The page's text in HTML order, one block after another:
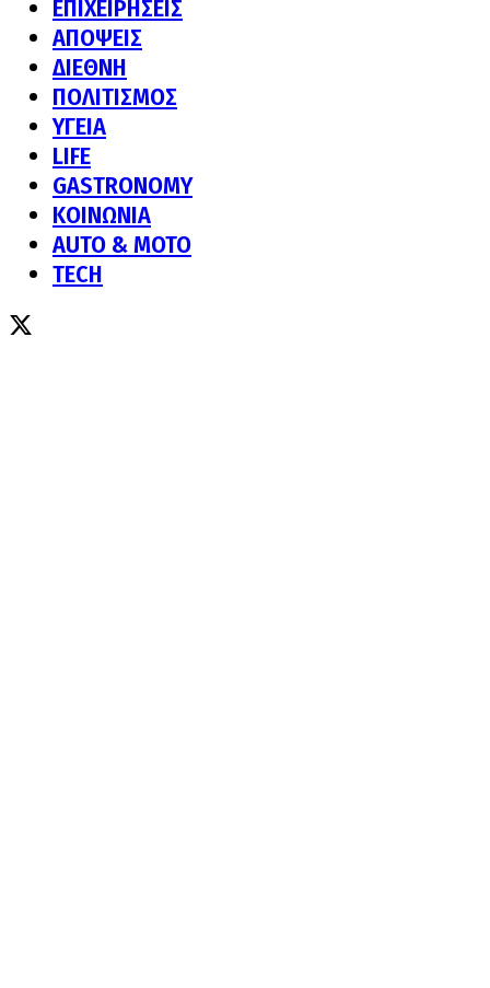
ΕΠΙΧΕΙΡΗΣΕΙΣ
ΑΠΟΨΕΙΣ
ΔΙΕΘΝΗ
ΠΟΛΙΤΙΣΜΟΣ
ΥΓΕΙΑ
LIFE
GASTRONOMY
ΚΟΙΝΩΝΙΑ
AUTO & MOTO
TECH